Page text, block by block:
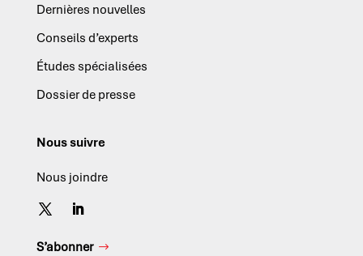
Dernières nouvelles
Conseils d’experts
Études spécialisées
Dossier de presse
Nous suivre
Nous joindre
S’abonner